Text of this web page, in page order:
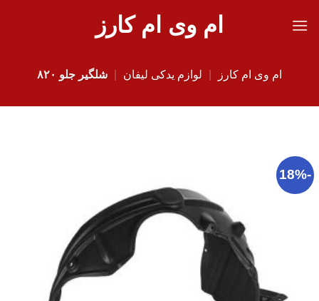
ام وی ام کارز
ام وی ام کارز لوازم یدکی لیفان شلگیر جلو ۸۲۰
-18%